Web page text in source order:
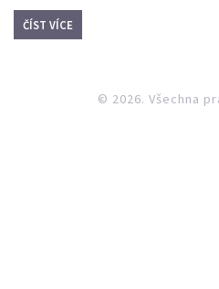
dát při jízdě s Tiptronicem pozor.
ukážu, pro koho se tahle technologie
ČÍST VÍCE
© 2026. Všechna